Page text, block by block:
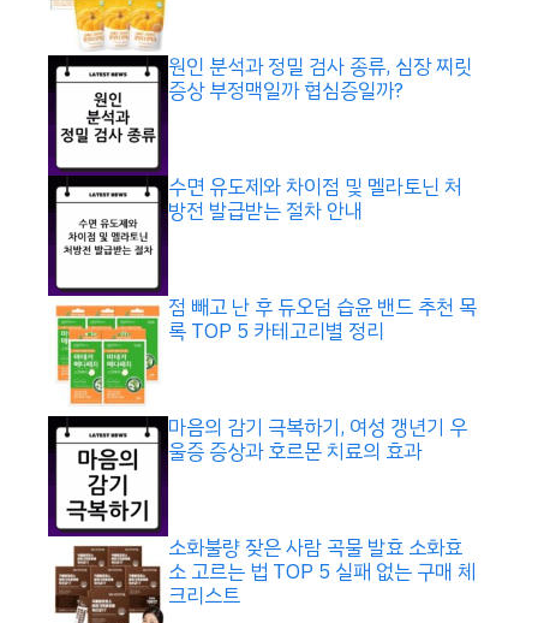
원인 분석과 정밀 검사 종류, 심장 찌릿
증상 부정맥일까 협심증일까?
수면 유도제와 차이점 및 멜라토닌 처
방전 발급받는 절차 안내
점 빼고 난 후 듀오덤 습윤 밴드 추천 목
록 TOP 5 카테고리별 정리
마음의 감기 극복하기, 여성 갱년기 우
울증 증상과 호르몬 치료의 효과
소화불량 잦은 사람 곡물 발효 소화효
소 고르는 법 TOP 5 실패 없는 구매 체
크리스트